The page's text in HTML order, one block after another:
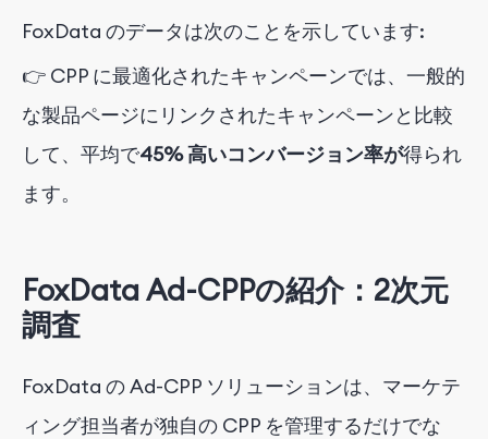
FoxData のデータは次のことを示しています:
👉 CPP に最適化されたキャンペーンでは、 一般的
な製品ページにリンクされたキャンペーンと比較
して、平均で45% 高いコンバージョン率が得られ
ます。
FoxData Ad-CPPの紹介：2次元
調査
FoxData の Ad-CPP ソリューションは、マーケテ
ィング担当者が独自の CPP を管理するだけでな